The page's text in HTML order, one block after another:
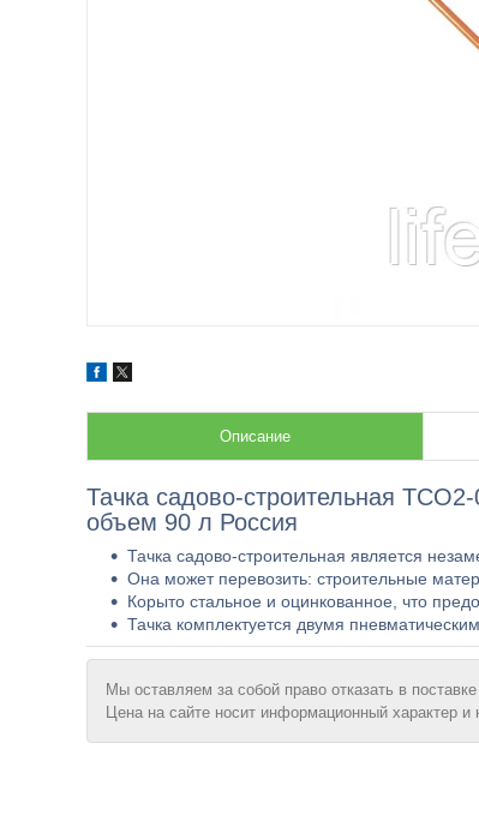
Описание
Тачка садово-строительная
объем 90 л Россия
Тачка садово-строительная является
Она может перевозить: строительные
Корыто стальное и оцинкованное, что
Тачка комплектуется двумя
Мы оставляем за собой право отказать в
Цена на сайте носит информационный характер и